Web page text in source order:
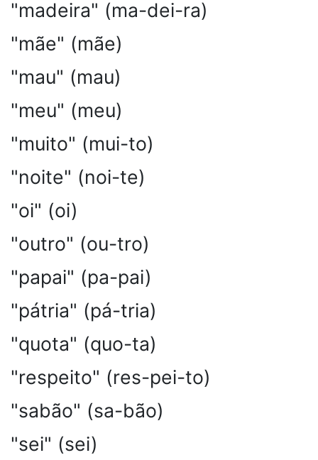
"madeira" (ma-dei-ra)
"mãe" (mãe)
"mau" (mau)
"meu" (meu)
"muito" (mui-to)
"noite" (noi-te)
"oi" (oi)
"outro" (ou-tro)
"papai" (pa-pai)
"pátria" (pá-tria)
"quota" (quo-ta)
"respeito" (res-pei-to)
"sabão" (sa-bão)
"sei" (sei)